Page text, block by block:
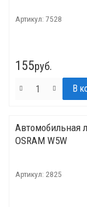
Артикул: 7528
155руб.
Автомобильная
OSRAM W5W
Артикул: 2825